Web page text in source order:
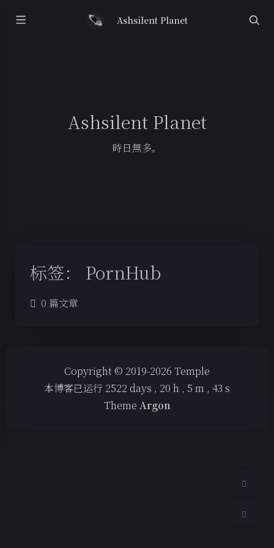
Ashsilent Planet
Ashsilent Planet
時日無多。
Sans Serif
标签： PornHub
0 篇文章
Copyright © 2019-2026 Temple
本博客已运行 2522 days , 20 h , 5 m , 43 s
Theme Argon